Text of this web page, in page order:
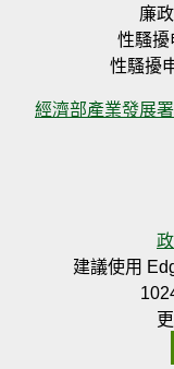
廉
性騷擾
性騷擾
經濟部產業發展署
建議使用